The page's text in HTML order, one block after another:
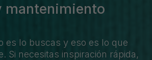
mantenimiento
es lo buscas y eso es lo que
Si necesitas inspiración rápida,